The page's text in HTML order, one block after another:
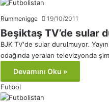
Rummenigge 19/10/2011
Beşiktaş TV’de sular
BJK TV'de sular durulmuyor.
odağında yeralan televizyonda
Devamını Oku »
Futbol